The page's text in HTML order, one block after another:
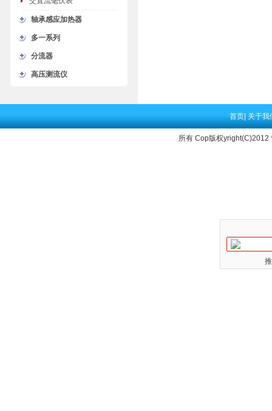
轴承感应加热器
多一系列
分流器
高压测流仪
首页 关于
所有 Cop版权yright(C)2012